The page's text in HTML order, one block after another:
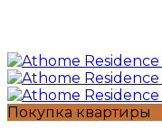
Покупка квартиры